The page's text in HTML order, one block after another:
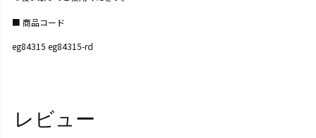
商品コード
eg84315 eg84315-rd
レビュー